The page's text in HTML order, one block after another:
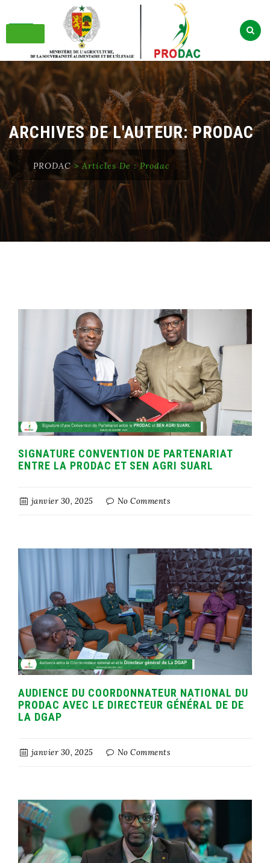
Skip
content
ARCHIVES DE L'AUTEUR:PRODAC
PRODAC>Articles De : Prodac
SIGNATURE CONVENTION DE PARTENARIAT
ENTRE LA PRODAC ET SEN AGRI SUARL
janvier 30, 2025 No Comments
AUDIENCE DU COORDONNATEUR NATIONAL DU
PRODAC AVEC LE DIRECTEUR GÉNÉRAL DE DE
LA DGAP
janvier 30, 2025 No Comments